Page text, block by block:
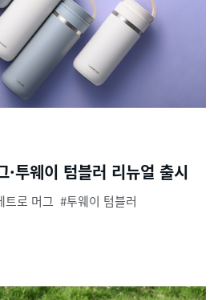
·투웨이 텀블러 리뉴얼 출시
트로 머그
투웨이 텀블러